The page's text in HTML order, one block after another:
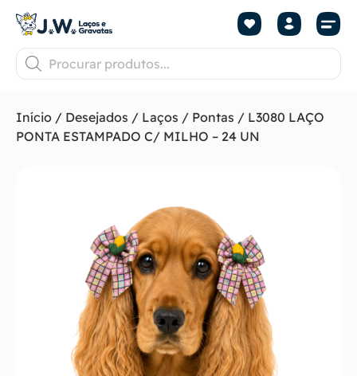
Início / Desejados / Laços / Pontas / L3080 LAÇO
PONTA ESTAMPADO C/ MILHO – 24 UN